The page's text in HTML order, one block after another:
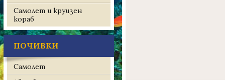
Самолет и круизен
кораб
ПОЧИВКИ
Самолет